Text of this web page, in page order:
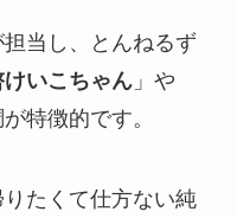
当し、とんねるず
けいこちゃん」や
特徴的です。
たくて仕方ない純